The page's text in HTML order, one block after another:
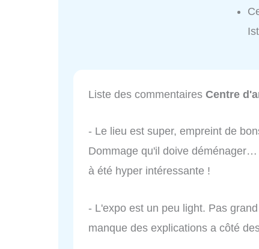
Liste des commentaires Centre
- Le lieu est super, empreint de
Dommage qu'il doive
à été hyper intéressante !
- L'expo est un peu light. Pas
manque des explications a côté